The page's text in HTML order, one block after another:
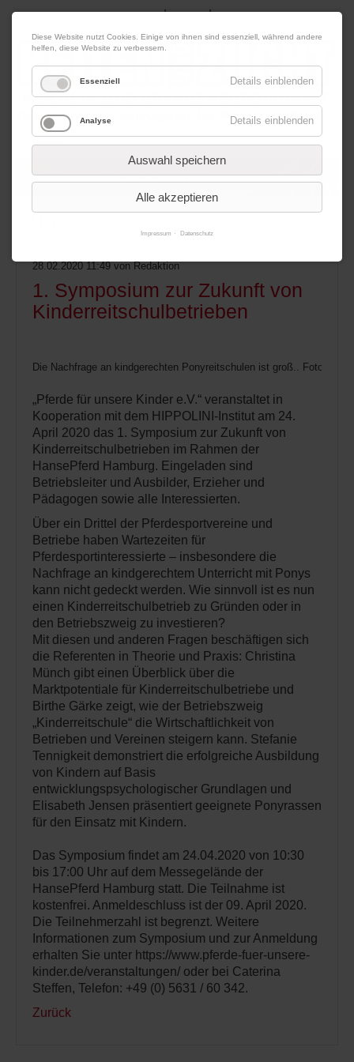
08. August 2026 Impressum|Kontakt|Datenschutz
Werbung
28.02.2020 11:49 von Redaktion
1. Symposium zur Zukunft von
Kinderreitschulbetrieben
Die Nachfrage an kindgerechten Ponyreitschulen ist groß.. Foto:
­„Pferde für unsere Kinder e.V.“ veranstaltet in
Kooperation mit dem HIPPOLINI-Institut am 24.
April 2020 das 1. Symposium zur Zukunft von
Kinderreitschulbetrieben im Rahmen der
HansePferd Hamburg. Eingeladen sind
Betriebsleiter und Ausbilder, Erzieher und
Pädagogen sowie alle Interessierten.
Über ein Drittel der Pferdesportvereine und
Betriebe haben Wartezeiten für
Pferdesportinteressierte – insbesondere die
Nachfrage an kindgerechtem Unterricht mit Ponys
kann nicht gedeckt werden. Wie sinnvoll ist es nun
einen Kinderreitschulbetrieb zu Gründen oder in
den Betriebszweig zu investieren?
Mit diesen und anderen Fragen beschäftigen sich
die Referenten in Theorie und Praxis: Christina
Münch gibt einen Überblick über die
Marktpotentiale für Kinderreitschulbetriebe und
Birthe Gärke zeigt, wie der Betriebszweig
„Kinderreitschule“ die Wirtschaftlichkeit von
Betrieben und Vereinen steigern kann. Stefanie
Tennigkeit demonstriert die erfolgreiche Ausbildung
von Kindern auf Basis
entwicklungspsychologischer Grundlagen und
Elisabeth Jensen präsentiert geeignete Ponyrassen
für den Einsatz mit Kindern.
Das Symposium findet am 24.04.2020 von 10:30
bis 17:00 Uhr auf dem Messegelände der
HansePferd Hamburg statt. Die Teilnahme ist
kostenfrei. Anmeldeschluss ist der 09. April 2020.
Die Teilnehmerzahl ist begrenzt. Weitere
Informationen zum Symposium und zur Anmeldung
erhalten Sie unter https://www.pferde-fuer-unsere-
kinder.de/veranstaltungen/ oder bei Caterina
Steffen, Telefon: +49 (0) 5631 / 60 342.
Zurück
Diese Website nutzt Cookies. Einige von ihnen sind essenziell, während andere
helfen, diese Website zu verbessern.
Essenziell Details einblenden
Analyse Details einblenden
Auswahl speichern
Alle akzeptieren
Impressum Datenschutz